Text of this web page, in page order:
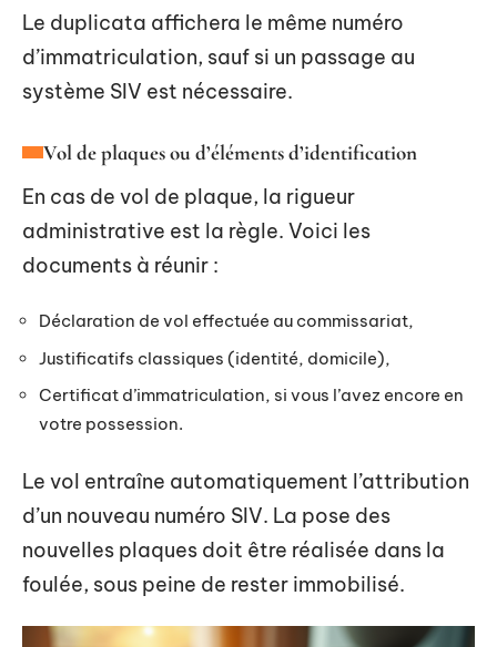
Le duplicata affichera le même numéro
d’immatriculation, sauf si un passage au
système SIV est nécessaire.
Vol de plaques ou d’éléments d’identification
En cas de vol de plaque, la rigueur
administrative est la règle. Voici les
documents à réunir :
Déclaration de vol effectuée au commissariat,
Justificatifs classiques (identité, domicile),
Certificat d’immatriculation, si vous l’avez encore en
votre possession.
Le vol entraîne automatiquement l’attribution
d’un nouveau numéro SIV. La pose des
nouvelles plaques doit être réalisée dans la
foulée, sous peine de rester immobilisé.